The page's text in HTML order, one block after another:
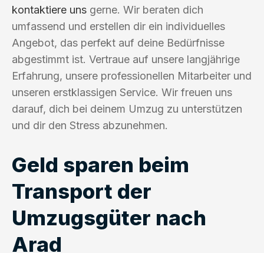
kontaktiere uns gerne. Wir beraten dich
umfassend und erstellen dir ein individuelles
Angebot, das perfekt auf deine Bedürfnisse
abgestimmt ist. Vertraue auf unsere langjährige
Erfahrung, unsere professionellen Mitarbeiter und
unseren erstklassigen Service. Wir freuen uns
darauf, dich bei deinem Umzug zu unterstützen
und dir den Stress abzunehmen.
Geld sparen beim
Transport der
Umzugsgüter nach
Arad